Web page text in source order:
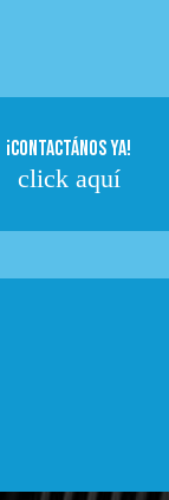
¡CONTACTÁNOS YA!
click aquí